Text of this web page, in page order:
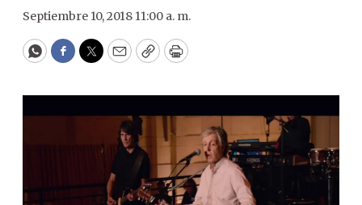
Septiembre 10, 2018 11:00 a. m.
WhatsApp
Facebook
Twitter
EmailCopyPrint